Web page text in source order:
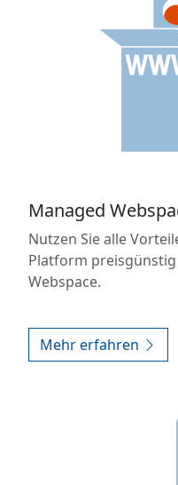
Managed
Nutzen Sie alle
Platform
Webspace.
Mehr erfahren